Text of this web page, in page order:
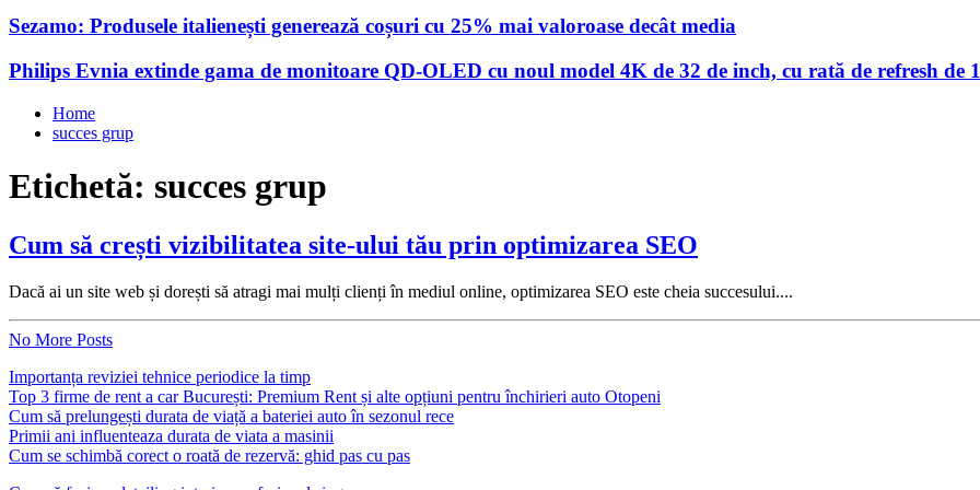
Sezamo: Produsele italienești generează coșuri cu 25% mai valoroase decât media
Philips Evnia extinde gama de monitoare QD-OLED cu noul model 4K de 32 de inch, cu rată de refresh de
Home
succes grup
Etichetă: succes grup
Cum să crești vizibilitatea site-ului tău prin optimizarea SEO
Dacă ai un site web și dorești să atragi mai mulți clienți în mediul online, optimizarea SEO este cheia succesului....
No More Posts
Importanța reviziei tehnice periodice la timp
Top 3 firme de rent a car București: Premium Rent și alte opțiuni pentru închirieri auto Otopeni
Cum să prelungești durata de viață a bateriei auto în sezonul rece
Primii ani influenteaza durata de viata a masinii
Cum se schimbă corect o roată de rezervă: ghid pas cu pas